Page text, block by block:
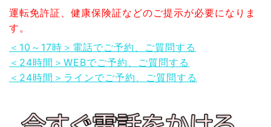
運転免許証、健康保険証などのご提示が必要になりま
す。
＜10～17時＞電話でご予約、ご質問する
＜24時間＞WEBでご予約、ご質問する
＜24時間＞ラインでご予約、ご質問する